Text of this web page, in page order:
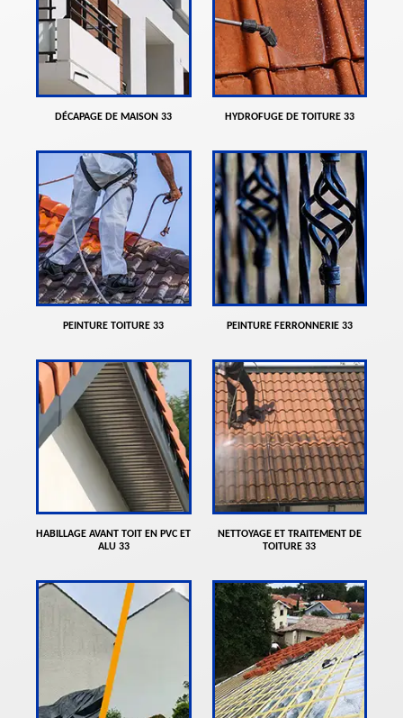
DÉCAPAGE DE MAISON 33 HYDROFUGE DE TOITURE 33
PEINTURE TOITURE 33 PEINTURE FERRONNERIE 33
HABILLAGE AVANT TOIT EN PVC ET
ALU 33
NETTOYAGE ET TRAITEMENT DE
TOITURE 33